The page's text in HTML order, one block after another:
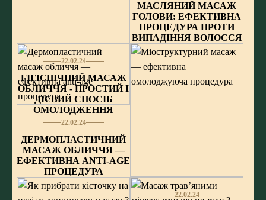
22.02.24
ГІГІЄНІЧНИЙ МАСАЖ
ОБЛИЧЧЯ - ПРОСТИЙ І
ДІЄВИЙ СПОСІБ
ОМОЛОДЖЕННЯ
МАСЛЯНИЙ МАСАЖ
ГОЛОВИ: ЕФЕКТИВНА
ПРОЦЕДУРА ПРОТИ
ВИПАДІННЯ ВОЛОССЯ
22.02.24
ДЕРМОПЛАСТИЧНИЙ
МАСАЖ ОБЛИЧЧЯ —
ЕФЕКТИВНА ANTI-AGE
ПРОЦЕДУРА
22.02.24